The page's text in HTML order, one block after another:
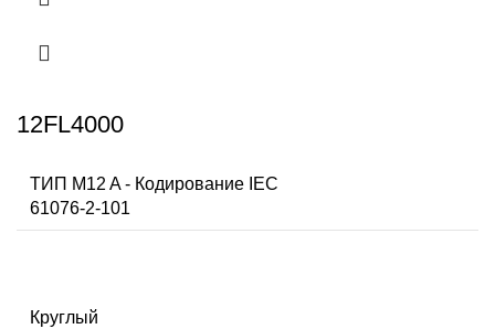
12FL4000
ТИП M12 A - Кодирование IEC
61076-2-101
Круглый